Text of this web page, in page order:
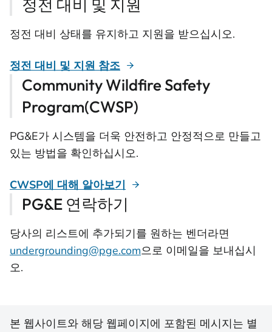
정전 대비 및 지원
정전 대비 상태를 유지하고 지원을 받으십시오.
정전 대비 및 지원 참조
Community Wildfire Safety
Program(CWSP)
PG&E가 시스템을 더욱 안전하고 안정적으로 만들고
있는 방법을 확인하십시오.
CWSP에 대해 알아보기
PG&E 연락하기
당사의 리스트에 추가되기를 원하는 벤더라면
undergrounding@pge.com으로 이메일을 보내십시
오.
본 웹사이트와 해당 웹페이지에 포함된 메시지는 별